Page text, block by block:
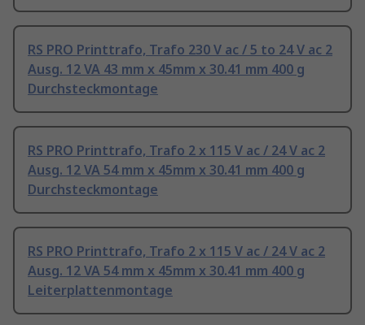
RS PRO Printtrafo, Trafo 230 V ac / 5 to 24 V ac 2
Ausg. 12 VA 43 mm x 45mm x 30.41 mm 400 g
Durchsteckmontage
RS PRO Printtrafo, Trafo 2 x 115 V ac / 24 V ac 2
Ausg. 12 VA 54 mm x 45mm x 30.41 mm 400 g
Durchsteckmontage
RS PRO Printtrafo, Trafo 2 x 115 V ac / 24 V ac 2
Ausg. 12 VA 54 mm x 45mm x 30.41 mm 400 g
Leiterplattenmontage